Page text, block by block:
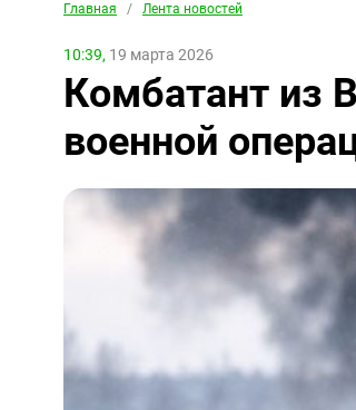
Главная / Лента новостей
10:39, 19 марта 2026
Комбатант из
военной